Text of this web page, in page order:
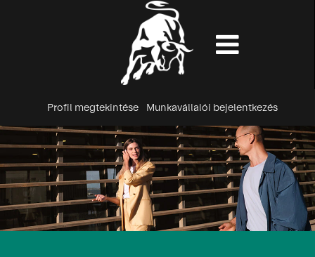
Profil megtekintése Munkavállalói bejelentkezés